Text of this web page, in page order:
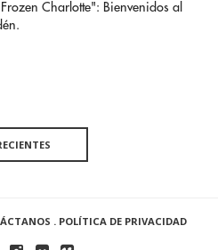
Charlotte": Bienvenidos al
. POLÍTICA DE PRIVACIDAD